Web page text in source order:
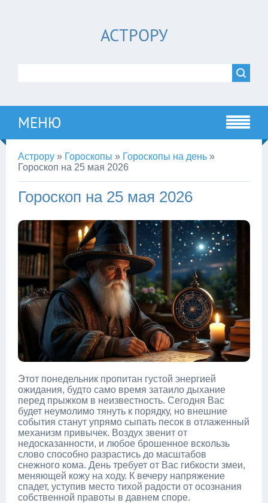
АСТРОРУ
МЕНЮ
Астрору » Гороскопы » Гороскопы на день »
Гороскоп на 25 мая 2026
Гороскоп на 25 мая 2026
Этот понедельник пропитан густой энергией
ожидания, будто само время затаило дыхание
перед прыжком в неизвестность. Сегодня Вас
будет неумолимо тянуть к порядку, но внешние
события станут упрямо сыпать песок в отлаженный
механизм привычек. Воздух звенит от
недосказанности, и любое брошенное вскользь
слово способно разрастись до масштабов
снежного кома. День требует от Вас гибкости змеи,
меняющей кожу на ходу. К вечеру напряжение
спадет, уступив место тихой радости от осознания
собственной правоты в давнем споре.